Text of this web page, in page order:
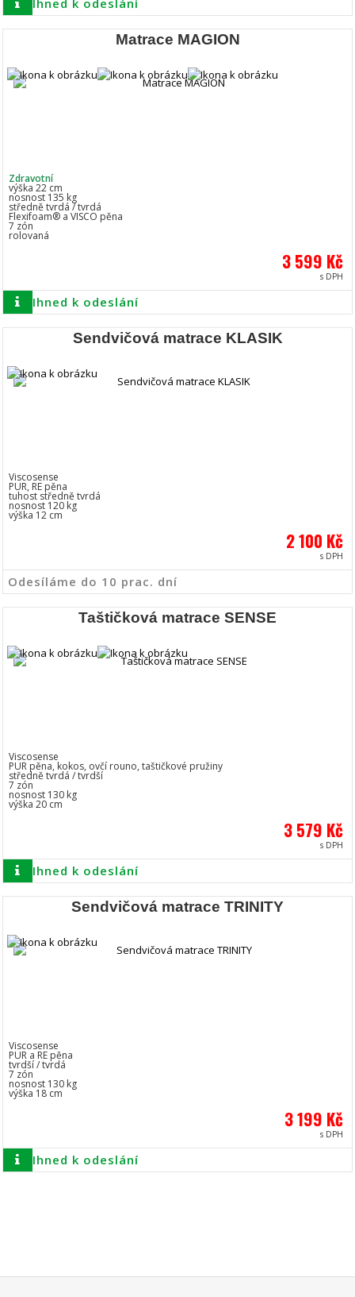
Matrace MAGION
Zdravotní
výška 22 cm
nosnost 135 kg
středně tvrdá / tvrdá
Flexifoam® a VISCO pěna
7 zón
rolovaná
3 599 Kč
s DPH
Ihned k odeslání
Sendvičová matrace KLASIK
Viscosense
PUR, RE pěna
tuhost středně tvrdá
nosnost 120 kg
výška 12 cm
2 100 Kč
s DPH
Odesíláme do 10 prac. dní
Taštičková matrace SENSE
Viscosense
PUR pěna, kokos, ovčí rouno, taštičkové pružiny
středně tvrdá / tvrdší
7 zón
nosnost 130 kg
výška 20 cm
3 579 Kč
s DPH
Ihned k odeslání
Sendvičová matrace TRINITY
Viscosense
PUR a RE pěna
tvrdší / tvrdá
7 zón
nosnost 130 kg
výška 18 cm
3 199 Kč
s DPH
Ihned k odeslání